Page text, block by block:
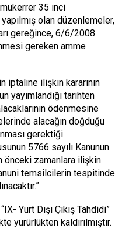
mükerrer 35 inci
olan düzenlemeler,
gereğince, 6/6/2008
gereken amme
iptaline ilişkin kararının
yayımlandığı tarihten
ödenmesine
alacağın doğduğu
gerektiği
5766 sayılı Kanunun
önceki zamanlara ilişkin
temsilcilerin tespitinde
Yurt Dışı Çıkış Tahdidi”
yürürlükten kaldırılmıştır.